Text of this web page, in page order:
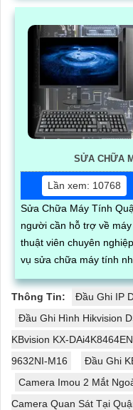
SỬA CHỮA
Lần xem: 10768
Sửa Chữa Máy Tính
người cần hỗ trợ về máy tính tại
thuật viên chuyên
vụ sửa chữa máy tính
Thông Tin:
Đầu Ghi IP
Đầu Ghi Hình Hikvision
KBvision KX-
9632NI-M16
Đầu Ghi
Camera Imou 2 Mắt
Camera Quan Sát Tại